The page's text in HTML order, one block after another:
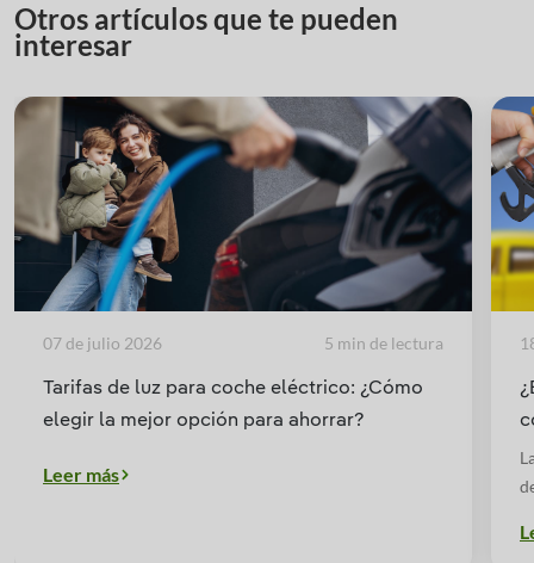
Otros artículos que te pueden
interesar
Tarifas de luz para coche eléctrico: ¿Cómo
elegir la mejor opción para ahorrar?
07 de julio 2026 5 min de lectura
Leer más